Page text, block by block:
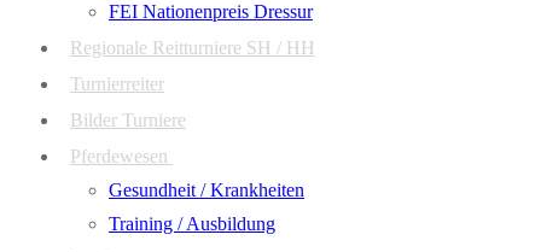
FEI Nationenpreis Dressur
Regionale Reitturniere SH / HH
Turnierreiter
Bilder Turniere
Pferdewesen
Gesundheit / Krankheiten
Training / Ausbildung